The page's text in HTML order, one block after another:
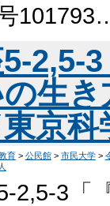
2,5-
生
東京
育> 公民館> 市民大学>
2,5-3「